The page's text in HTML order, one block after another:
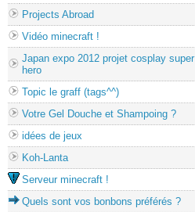
Projects Abroad
Vidéo minecraft !
Japan expo 2012 projet cosplay super
hero
Topic le graff (tags^^)
Votre Gel Douche et Shampoing ?
idées de jeux
Koh-Lanta
Serveur minecraft !
Quels sont vos bonbons préférés ?